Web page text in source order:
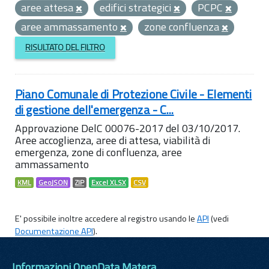
aree attesa
edifici strategici
PCPC
aree ammassamento
zone confluenza
RISULTATO DEL FILTRO
Piano Comunale di Protezione Civile - Elementi
di gestione dell'emergenza - C...
Approvazione DelC 00076-2017 del 03/10/2017.
Aree accoglienza, aree di attesa, viabilità di
emergenza, zone di confluenza, aree
ammassamento
KML GeoJSON ZIP Excel XLSX CSV
E' possibile inoltre accedere al registro usando leAPI(vedi
Documentazione API).